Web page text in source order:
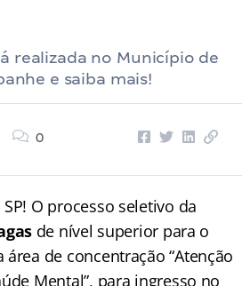
realizada no Município de
e saiba mais!
0
O processo seletivo da
de nível superior para o
de concentração “Atenção
Mental”, para ingresso no